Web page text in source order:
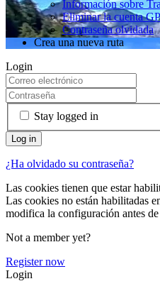
Información sobre
Eliminar la cuenta
Contraseña olvidada
Crea una nueva ruta
Login
Stay logged in
¿Ha olvidado su contraseña?
Las cookies tienen que estar
Las cookies no están habilitadas
modifica la configuración antes
Not a member yet?
Register now
Login